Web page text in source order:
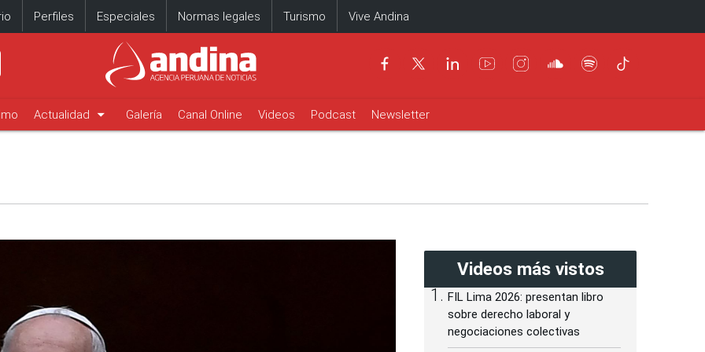
Perfiles Especiales Normas legales Turismo Vive Andina
Actualidad arrow_drop_down Galería Canal Online Videos Podcast Newsletter
Videos más vistos
FIL Lima 2026: presentan libro
sobre derecho laboral y
negociaciones colectivas